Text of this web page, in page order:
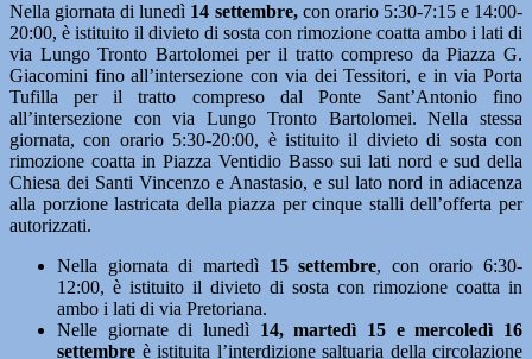
Nella giornata di lunedì 14 settembre,con orario 5:30-7:15 e 14:00-
20:00, è istituito il divieto di sosta con rimozione coatta ambo i lati di
via Lungo Tronto Bartolomei per il tratto compreso da Piazza G.
Giacomini fino all’intersezione con via dei Tessitori, e in via Porta
Tufilla per il tratto compreso dal Ponte Sant’Antonio fino
all’intersezione con via Lungo Tronto Bartolomei. Nella stessa
giornata, con orario 5:30-20:00, è istituito il divieto di sosta con
rimozione coatta in Piazza Ventidio Basso sui lati nord e sud della
Chiesa dei Santi Vincenzo e Anastasio, e sul lato nord in adiacenza
alla porzione lastricata della piazza per cinque stalli dell’offerta per
autorizzati.
Nella giornata di martedì 15 settembre, con orario 6:30-
12:00, è istituito il divieto di sosta con rimozione coatta in
ambo i lati di via Pretoriana.
Nelle giornate di lunedì 14, martedì 15 e mercoledì 16
settembre è istituita l’interdizione saltuaria della circolazione